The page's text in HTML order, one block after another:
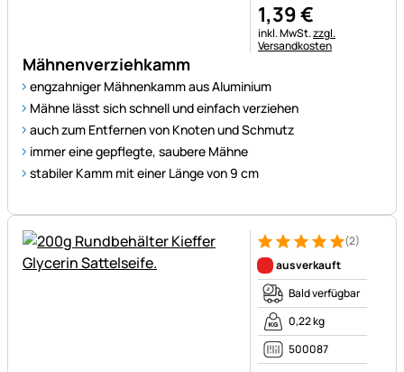
Mähnenverziehkamm
engzahniger Mähnenkamm aus Aluminium
Mähne lässt sich schnell und einfach verziehen
auch zum Entfernen von Knoten und Schmutz
immer eine gepflegte, saubere Mähne
stabiler Kamm mit einer Länge von 9 cm
1,39€
Steuerhinweis:
inkl. MwSt.zzgl.
Versandkosten
Bewertung: 5 von 5 (2
2 Bewertungen
(2)
ausverkauft
Bald verfügbar
0,22 kg
500087